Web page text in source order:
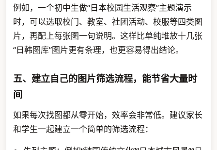
例如，一个初中生做“日本校园生活观察”主题演示
时，可以选取校门、教室、社团活动、校服等四类图
片，再配上每张图一句说明。这样比单纯堆放十几张
“日韩图库”图片更有条理，也更容易得出结论。
五、建立自己的图片筛选流程，能节省大量时
间
如果每次找图都从零开始，效率会非常低。建议家长
和学生一起建立一个简单的筛选流程：